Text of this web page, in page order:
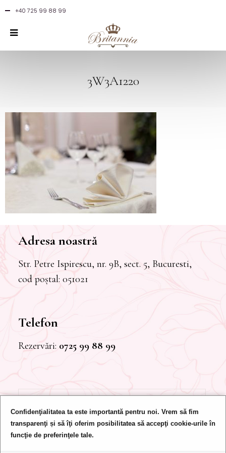
+40 725 99 88 99
3W3A1220
Adresa noastră
Str. Petre Ispirescu, nr. 9B, sect. 5, Bucuresti,
cod poștal: 051021
Telefon
Rezervări: 0725 99 88 99
Confidenţialitatea ta este importantă pentru noi. Vrem să fim
transparenţi și să îţi oferim posibilitatea să accepţi cookie-urile în
funcţie de preferinţele tale.